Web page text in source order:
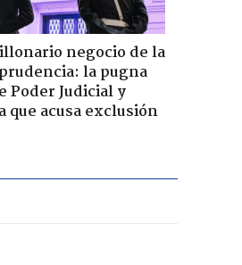
negocio de la
la pugna
Poder Judicial y
que acusa exclusión